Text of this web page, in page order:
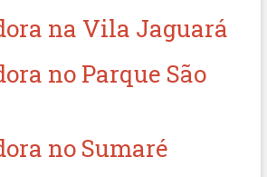
na Vila Jaguará
no Parque São
no Sumaré